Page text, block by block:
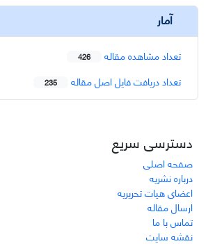
آمار
تعداد مشاهده مقاله 426
تعداد دریافت فایل اصل مقاله 235
دسترسی سریع
صفحه اصلی
درباره نشریه
اعضای هیات تحریریه
ارسال مقاله
تماس با ما
نقشه سایت